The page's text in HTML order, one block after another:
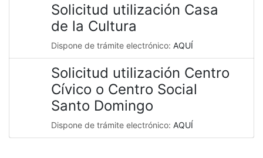
Solicitud utilización Casa
de la Cultura
Dispone de trámite electrónico: AQUÍ
Solicitud utilización Centro
Cívico o Centro Social
Santo Domingo
Dispone de trámite electrónico: AQUÍ